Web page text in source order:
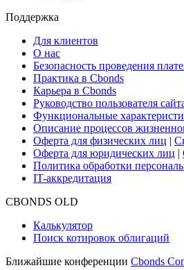
Поддержка
Для клиентов
О нас
Безопасность проведения
Практика в Cbonds
Карьера в Cbonds
Руководство пользователя
Функциональные
Описание процессов
Оферта для физических лиц |
Оферта для юридических лиц |
Политика обработки
IT-аккредитация
CBONDS OLD
Калькулятор
Поиск котировок облигаций
Ближайшие конференции Cbonds